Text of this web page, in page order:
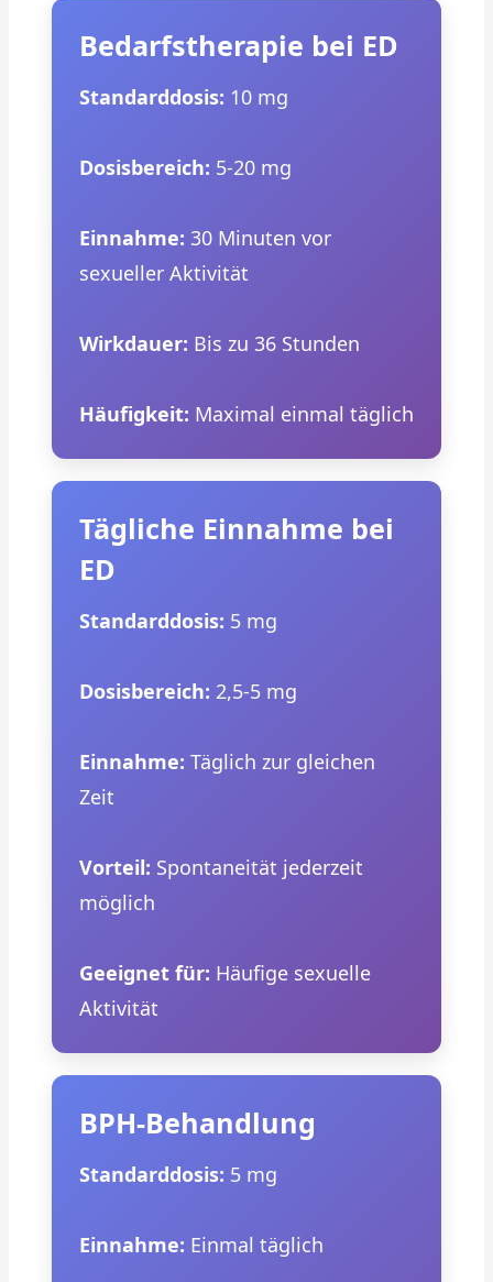
Bedarfstherapie bei ED
Standarddosis: 10 mg
Dosisbereich: 5-20 mg
Einnahme: 30 Minuten vor
sexueller Aktivität
Wirkdauer: Bis zu 36 Stunden
Häufigkeit: Maximal einmal täglich
Tägliche Einnahme bei
ED
Standarddosis: 5 mg
Dosisbereich: 2,5-5 mg
Einnahme: Täglich zur gleichen
Zeit
Vorteil: Spontaneität jederzeit
möglich
Geeignet für: Häufige sexuelle
Aktivität
BPH-Behandlung
Standarddosis: 5 mg
Einnahme: Einmal täglich